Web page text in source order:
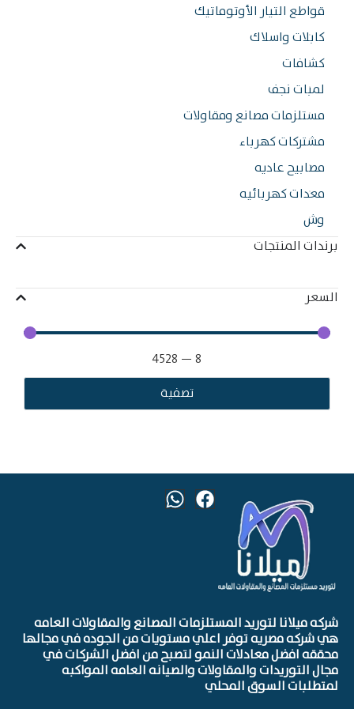
قواطع التيار الأوتوماتيك
كابلات واسلاك
كشافات
لمبات نجف
مستلزمات مصانع ومقاولات
مشتركات كهرباء
مصابيح عاديه
معدات كهربائيه
وش
برندات المنتجات
السعر
8
—
4528
تصفية
شركه ميلانا لتوريد المستلزمات المصانع والمقاولات العامه
هي شركه مصريه توفر اعلي مستويات من الجوده في مجالها
محققه افضل معادلات النمو لتصبح من افضل الشركات في
مجال التوريدات والمقاولات والصيانه العامه المواكبه
لمتطلبات السوق المحلي